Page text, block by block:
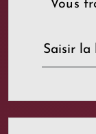
Vous